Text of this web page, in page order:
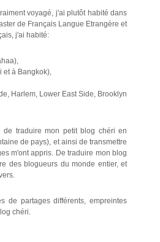
voyagé, j'ai plutôt habité dans
de Français Langue Etrangère et
j'ai habité:
et à Bangkok),
Harlem, Lower East Side, Brooklyn
traduire mon petit blog chéri en
de pays), et ainsi de transmettre
m'ont appris. De traduire mon blog
des blogueurs du monde entier, et
de partages différents, empreintes
chéri.